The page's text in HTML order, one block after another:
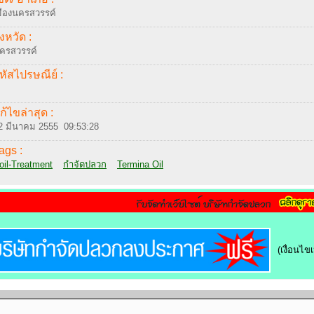
องนครสวรรค์
หวัด :
รสวรรค์
สไปรษณีย์ :
ไขล่าสุด :
มีนาคม 2555 09:53:28
:
Treatment กำจัดปลวก Termina Oil
(เงื่อนไ